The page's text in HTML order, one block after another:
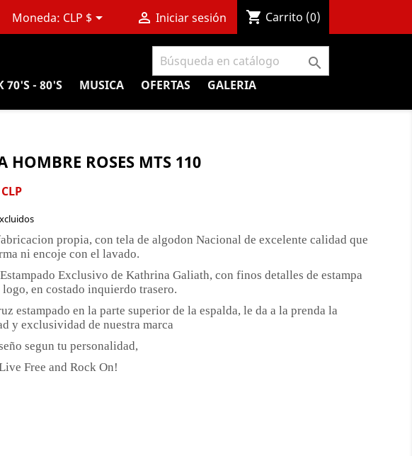
Moneda: CLP $  Iniciar sesión shopping_cart Carrito (0)

70'S - 80'S MUSICA OFERTAS GALERIA
HOMBRE ROSES MTS 110
propia, con tela de algodon Nacional de excelente calidad que
ni encoje con el lavado.
Exclusivo de Kathrina Galiath, con finos detalles de estampa
en costado inquierdo trasero.
estampado en la parte superior de la espalda, le da a la prenda la
y exclusividad de nuestra marca
segun tu personalidad,
Free and Rock On!